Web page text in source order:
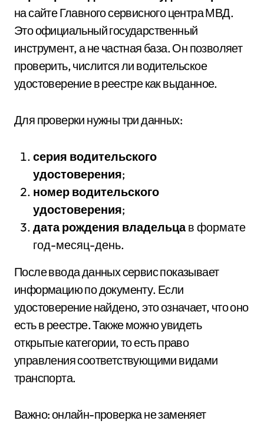
на сайте Главного сервисного центра МВД.
Это официальный государственный
инструмент, а не частная база. Он позволяет
проверить, числится ли водительское
удостоверение в реестре как выданное.
Для проверки нужны три данных:
серия водительского
удостоверения;
номер водительского
удостоверения;
дата рождения владельцав формате
год-месяц-день.
После ввода данных сервис показывает
информацию по документу. Если
удостоверение найдено, это означает, что оно
есть в реестре. Также можно увидеть
открытые категории, то есть право
управления соответствующими видами
транспорта.
Важно: онлайн-проверка не заменяет